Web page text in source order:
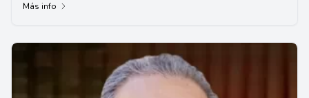
Más info